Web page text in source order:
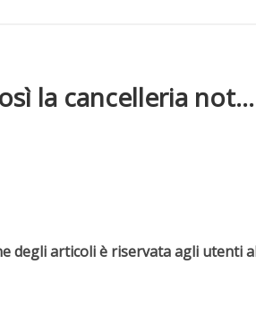
la cancelleria not...
degli articoli è riservata agli utenti